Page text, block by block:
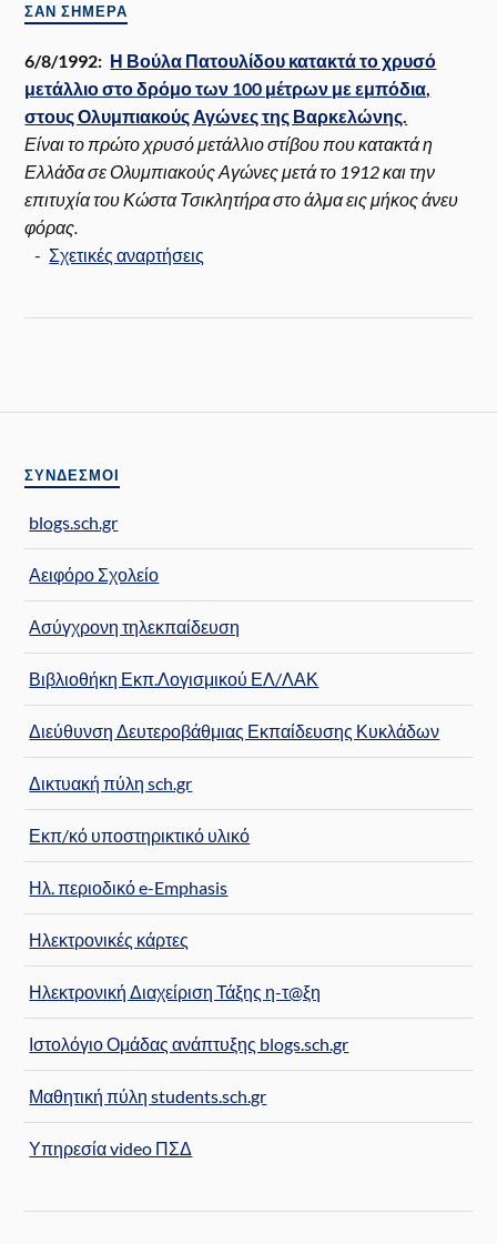
ΣΑΝ ΣΉΜΕΡΑ
6/8/1992: Η Βούλα Πατουλίδου κατακτά το χρυσό
μετάλλιο στο δρόμο των 100 μέτρων με εμπόδια,
στους Ολυμπιακούς Αγώνες της Βαρκελώνης.
Είναι το πρώτο χρυσό μετάλλιο στίβου που κατακτά η
Ελλάδα σε Ολυμπιακούς Αγώνες μετά το 1912 και την
επιτυχία του Κώστα Τσικλητήρα στο άλμα εις μήκος άνευ
φόρας.
- Σχετικές αναρτήσεις
ΣΎΝΔΕΣΜΟΙ
blogs.sch.gr
Αειφόρο Σχολείο
Ασύγχρονη τηλεκπαίδευση
Βιβλιοθήκη Εκπ.Λογισμικού ΕΛ/ΛΑΚ
Διεύθυνση Δευτεροβάθμιας Εκπαίδευσης Κυκλάδων
Δικτυακή πύλη sch.gr
Εκπ/κό υποστηρικτικό υλικό
Ηλ. περιοδικό e-Emphasis
Ηλεκτρονικές κάρτες
Ηλεκτρονική Διαχείριση Τάξης η-τ@ξη
Ιστολόγιο Ομάδας ανάπτυξης blogs.sch.gr
Μαθητική πύλη students.sch.gr
Υπηρεσία video ΠΣΔ